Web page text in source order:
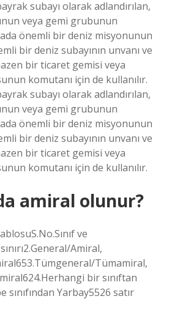
subayı olarak adlandırılan,
veya gemi grubunun
önemli bir deniz misyonunun
bir deniz subayının unvanı ve
bir ticaret gemisi veya
komutanı için de kullanılır.
subayı olarak adlandırılan,
veya gemi grubunun
önemli bir deniz misyonunun
bir deniz subayının unvanı ve
bir ticaret gemisi veya
komutanı için de kullanılır.
amiral olunur?
ve
Amiral,
Tümamiral,
bir sınıftan
Yarbay5526 satır